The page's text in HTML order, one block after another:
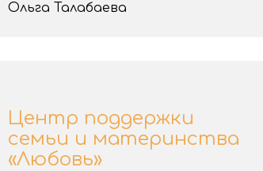
Ольга Талабаева
Центр поддержки
семьи и материнства
«Любовь»